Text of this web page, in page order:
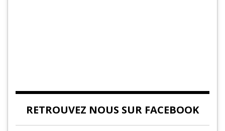
RETROUVEZ NOUS SUR FACEBOOK